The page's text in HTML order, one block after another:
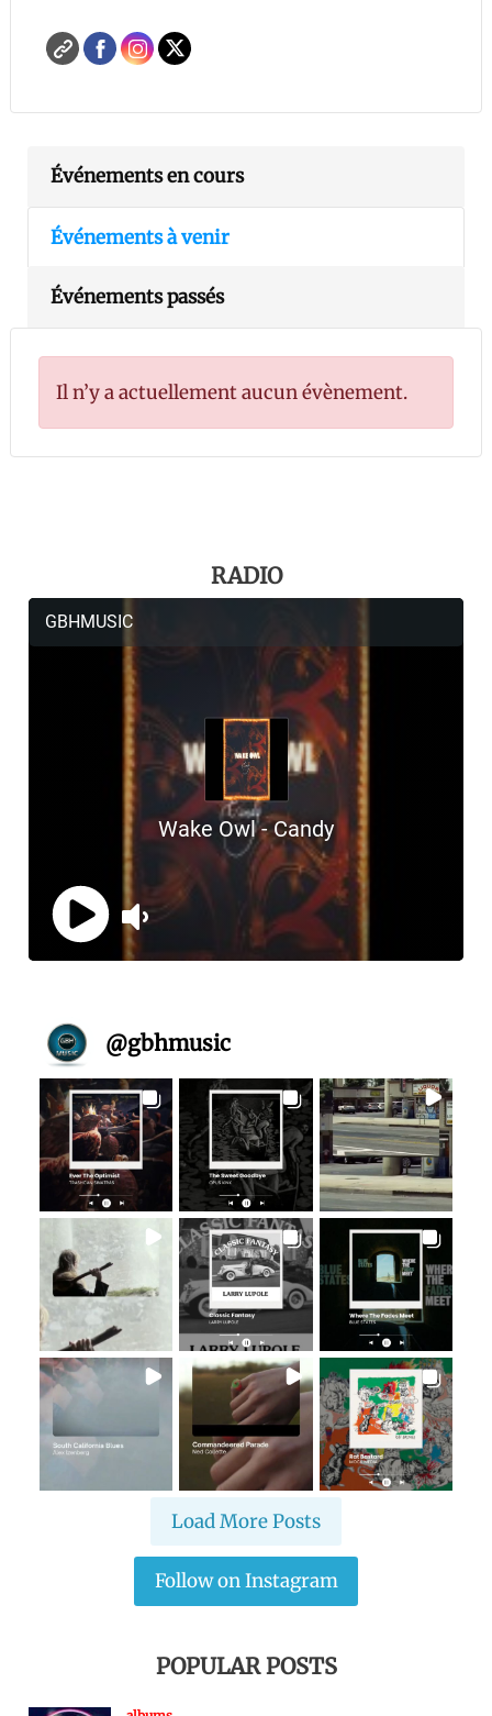
Événements en cours
Événements à venir
Événements passés
Il n’y a actuellement aucun évènement.
RADIO
@gbhmusic
Load More Posts
Follow on Instagram
POPULAR POSTS